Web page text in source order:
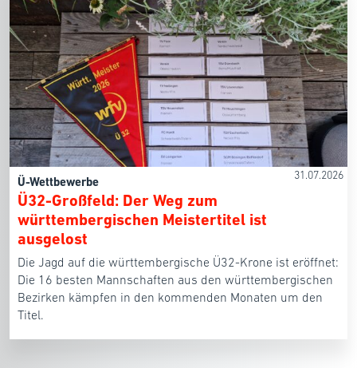
31.07.2026
Ü-Wettbewerbe
Ü32-Großfeld: Der Weg zum
württembergischen Meistertitel ist
ausgelost
Die Jagd auf die württembergische Ü32-Krone ist eröffnet:
Die 16 besten Mannschaften aus den württembergischen
Bezirken kämpfen in den kommenden Monaten um den
Titel.